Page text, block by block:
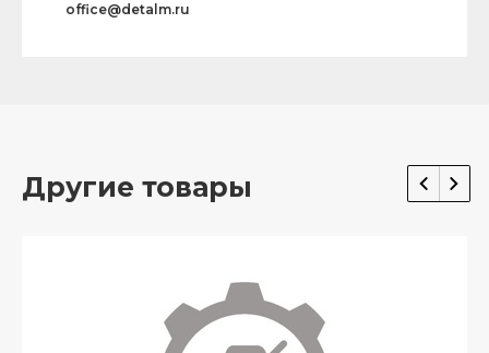
office@detalm.ru
Другие товары